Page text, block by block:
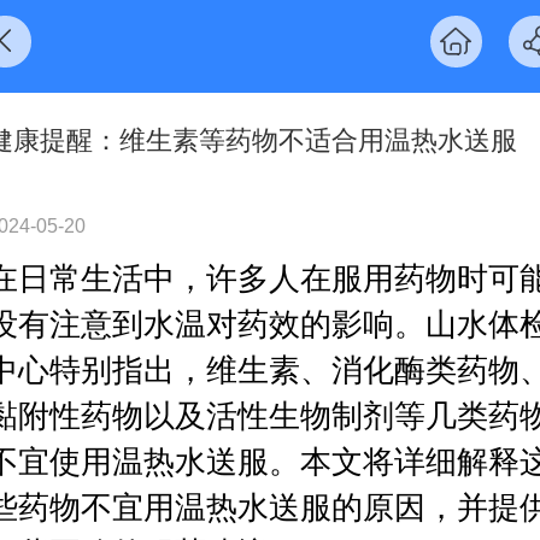
康提醒：维生素等药物不适合用温热水送服
05-20
日常生活中，许多人在服用药物时可
有注意到水温对药效的影响。山水体
心特别指出，维生素、消化酶类药物、
附性药物以及活性生物制剂等几类药
宜使用温热水送服。本文将详细解释
药物不宜用温热水送服的原因，并提